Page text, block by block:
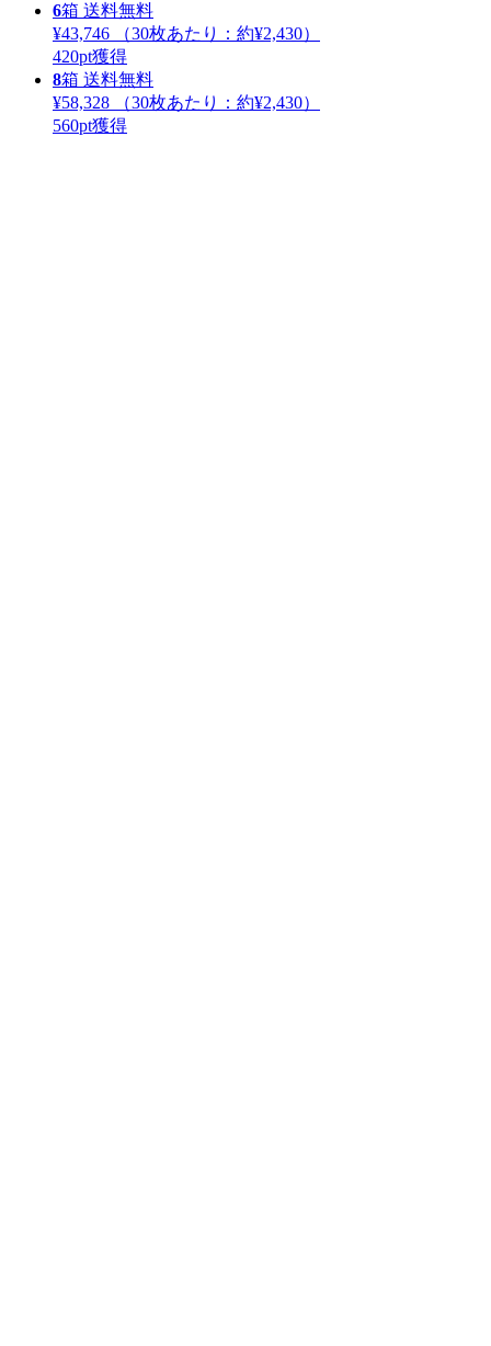
6箱 送料無料
¥43,746
（30枚あたり： 約¥2,430）
420pt獲得
8箱 送料無料
¥58,328
（30枚あたり： 約¥2,430）
560pt獲得